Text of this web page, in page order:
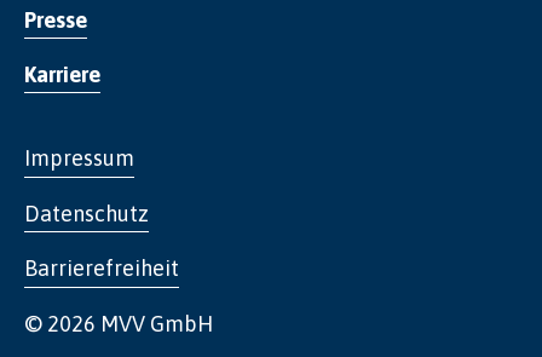
Presse
Karriere
Impressum
Datenschutz
Barrierefreiheit
© 2026 MVV GmbH